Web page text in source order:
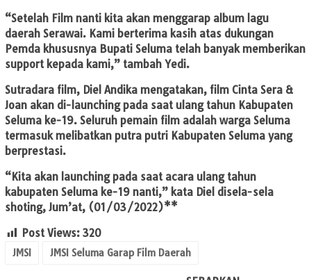
“Setelah Film nanti kita akan menggarap album lagu
daerah Serawai. Kami berterima kasih atas dukungan
Pemda khususnya Bupati Seluma telah banyak memberikan
support kepada kami,” tambah Yedi.
Sutradara film, Diel Andika mengatakan, film Cinta Sera &
Joan akan di-launching pada saat ulang tahun Kabupaten
Seluma ke-19. Seluruh pemain film adalah warga Seluma
termasuk melibatkan putra putri Kabupaten Seluma yang
berprestasi.
“Kita akan launching pada saat acara ulang tahun
kabupaten Seluma ke-19 nanti,” kata Diel disela-sela
shoting, Jum’at, (01/03/2022)**
Post Views: 320
JMSI JMSI Seluma Garap Film Daerah